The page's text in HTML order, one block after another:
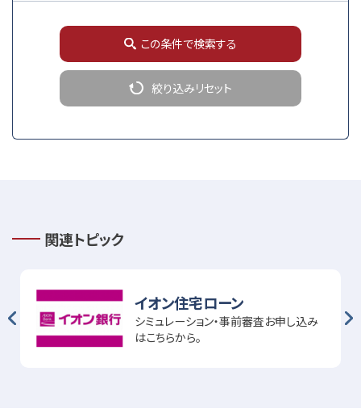
この条件で検索する
絞り込みリセット
関連トピック
イオン住宅ローン
シミュレーション・事前審査お申し込み
はこちらから。